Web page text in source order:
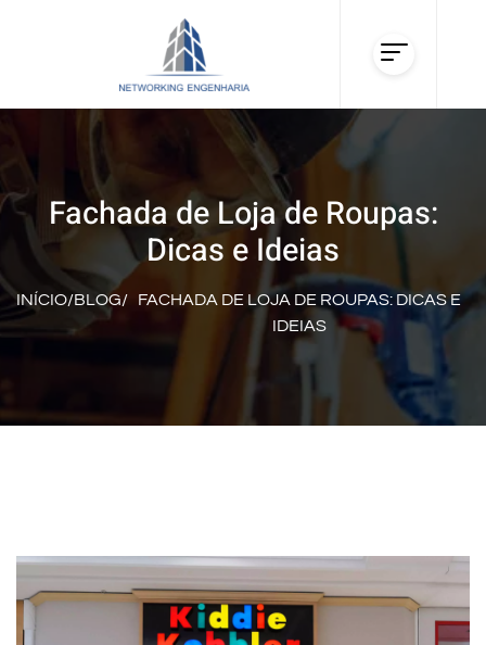
Fachada de Loja de Roupas:
Dicas e Ideias
INÍCIO/BLOG/
FACHADA DE LOJA DE ROUPAS: DICAS E
IDEIAS